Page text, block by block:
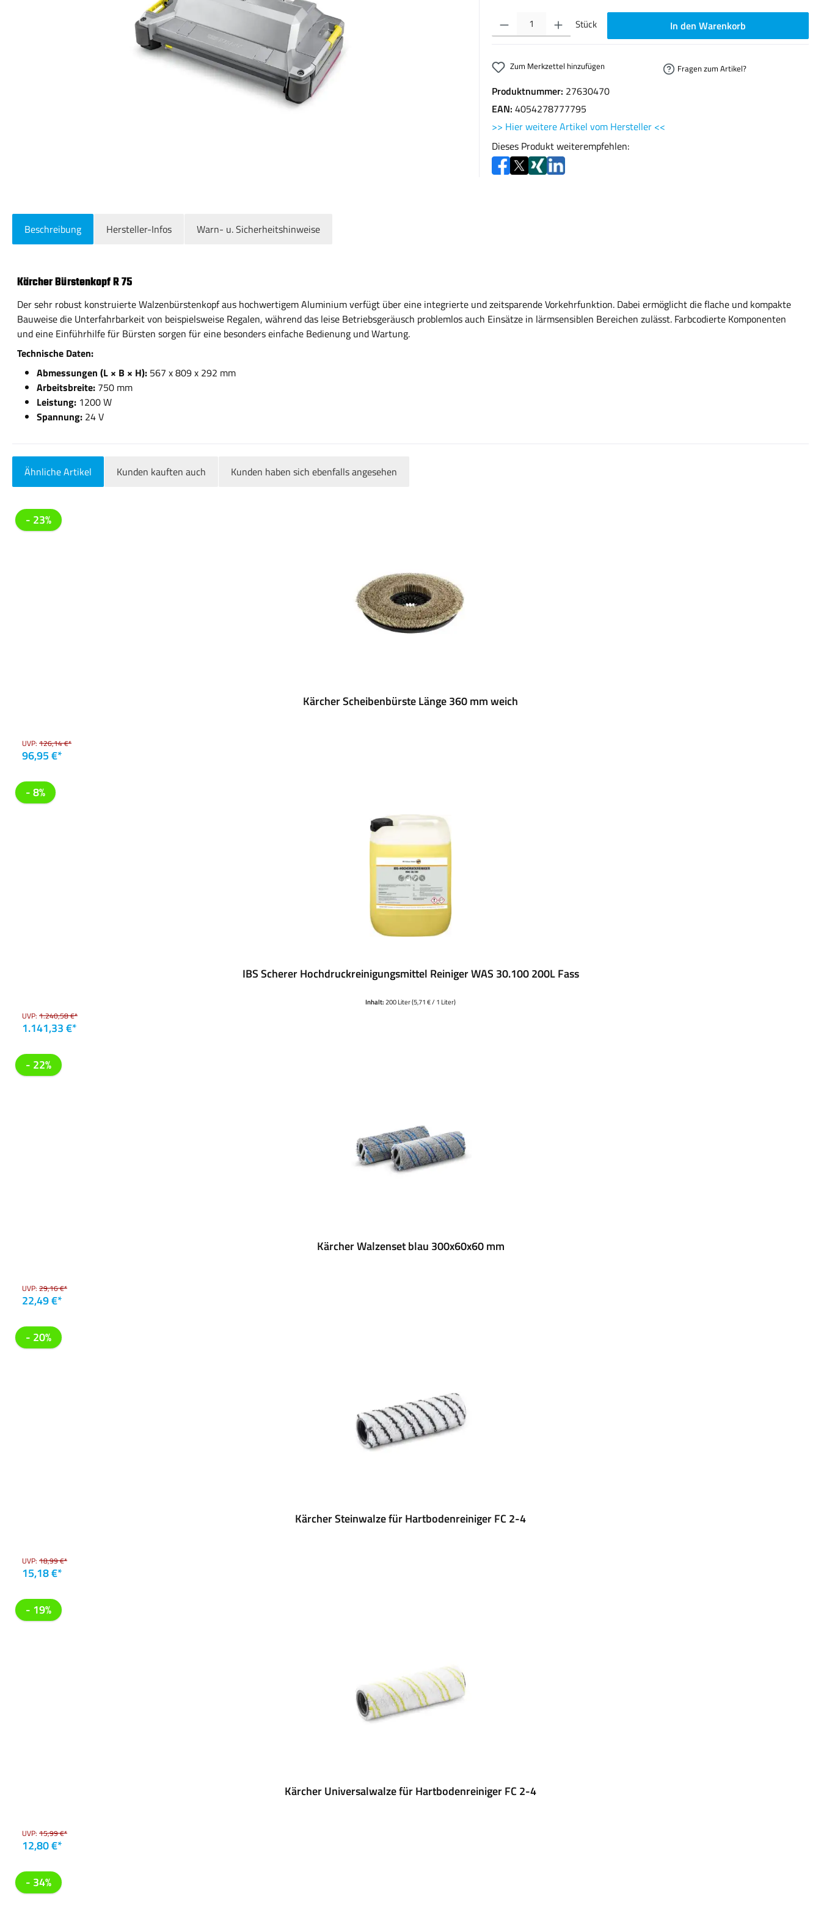
Produkt Anzahl: Gib den gewünschten Wert ein oder benutze die Schaltflächen um die Anzahl zu erhöhen
Stück In den Warenkorb
Zum Merkzettel hinzufügen Fragen zum Artikel?
Produktnummer: 27630470
EAN: 4054278777795
>> Hier weitere Artikel vom Hersteller <<
Dieses Produkt weiterempfehlen:
Beschreibung Hersteller-Infos Warn- u. Sicherheitshinweise
Kärcher Bürstenkopf R 75
Der sehr robust konstruierte Walzenbürstenkopf aus hochwertigem Aluminium verfügt über eine integrierte und zeitsparende Vorkehrfunktion. Dabei ermöglicht die flache und kompakte
Bauweise die Unterfahrbarkeit von beispielsweise Regalen, während das leise Betriebsgeräusch problemlos auch Einsätze in lärmsensiblen Bereichen zulässt. Farbcodierte Komponenten
und eine Einführhilfe für Bürsten sorgen für eine besonders einfache Bedienung und Wartung.
Technische Daten:
Abmessungen (L × B × H): 567 x 809 x 292 mm
Arbeitsbreite: 750 mm
Leistung: 1200 W
Spannung: 24 V
Ähnliche Artikel Kunden kauften auch Kunden haben sich ebenfalls angesehen
Produktgalerie überspringen
- 23%
Kärcher Scheibenbürste Länge 360 mm weich
UVP: 126,14 €*
96,95 €*
- 8%
IBS Scherer Hochdruckreinigungsmittel Reiniger WAS 30.100 200L Fass
Inhalt:200 Liter(5,71 € / 1 Liter)
UVP: 1.240,58 €*
1.141,33 €*
- 22%
Kärcher Walzenset blau 300x60x60 mm
UVP: 29,16 €*
22,49 €*
- 20%
Kärcher Steinwalze für Hartbodenreiniger FC 2-4
UVP: 18,99 €*
15,18 €*
- 19%
Kärcher Universalwalze für Hartbodenreiniger FC 2-4
UVP: 15,99 €*
12,80 €*
- 34%